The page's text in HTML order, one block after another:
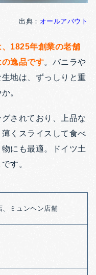
出典： オールアバウト
1825年創業の老舗
逸品です。バニラや
地は、ずっしりと重
。
されており、上品な
くスライスして食べ
にも最適。ドイツ土
す。
、ミュンヘン店舗